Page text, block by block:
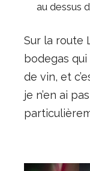
au dessus
Sur la route
bodegas
de vin, et
je n’en ai